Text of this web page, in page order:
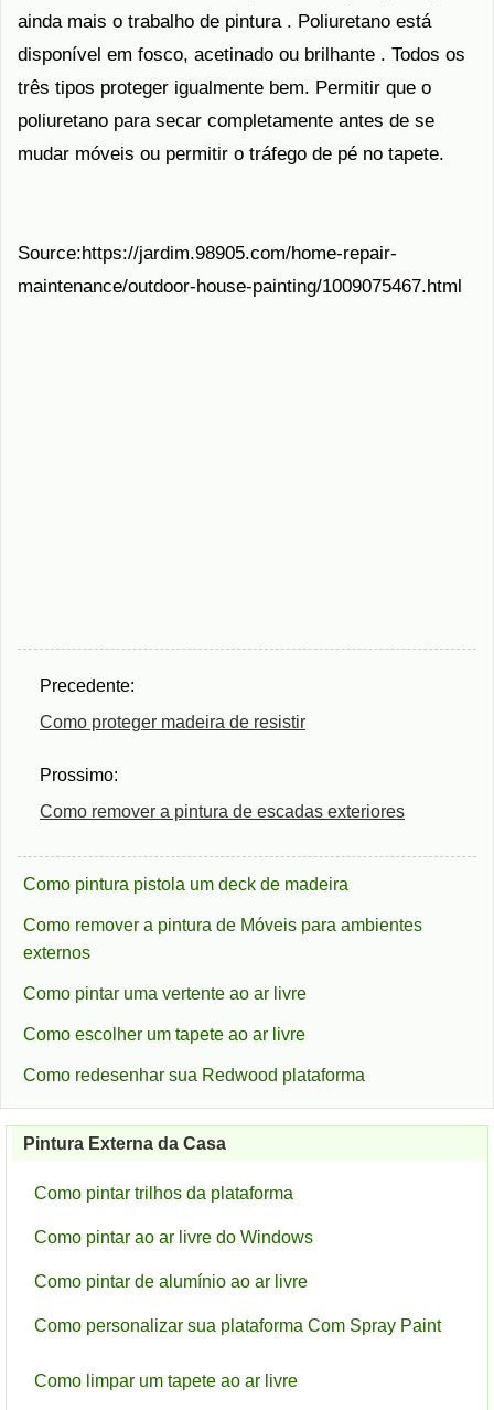
ainda mais o trabalho de pintura . Poliuretano está
disponível em fosco, acetinado ou brilhante . Todos os
três tipos proteger igualmente bem. Permitir que o
poliuretano para secar completamente antes de se
mudar móveis ou permitir o tráfego de pé no tapete.
Source:https://jardim.98905.com/home-repair-
maintenance/outdoor-house-painting/1009075467.html
Precedente:
Como proteger madeira de resistir
Prossimo:
Como remover a pintura de escadas exteriores
Como pintura pistola um deck de madeira
Como remover a pintura de Móveis para ambientes
externos
Como pintar uma vertente ao ar livre
Como escolher um tapete ao ar livre
Como redesenhar sua Redwood plataforma
Pintura Externa da Casa
Como pintar trilhos da plataforma
Como pintar ao ar livre do Windows
Como pintar de alumínio ao ar livre
Como personalizar sua plataforma Com Spray Paint
Como limpar um tapete ao ar livre